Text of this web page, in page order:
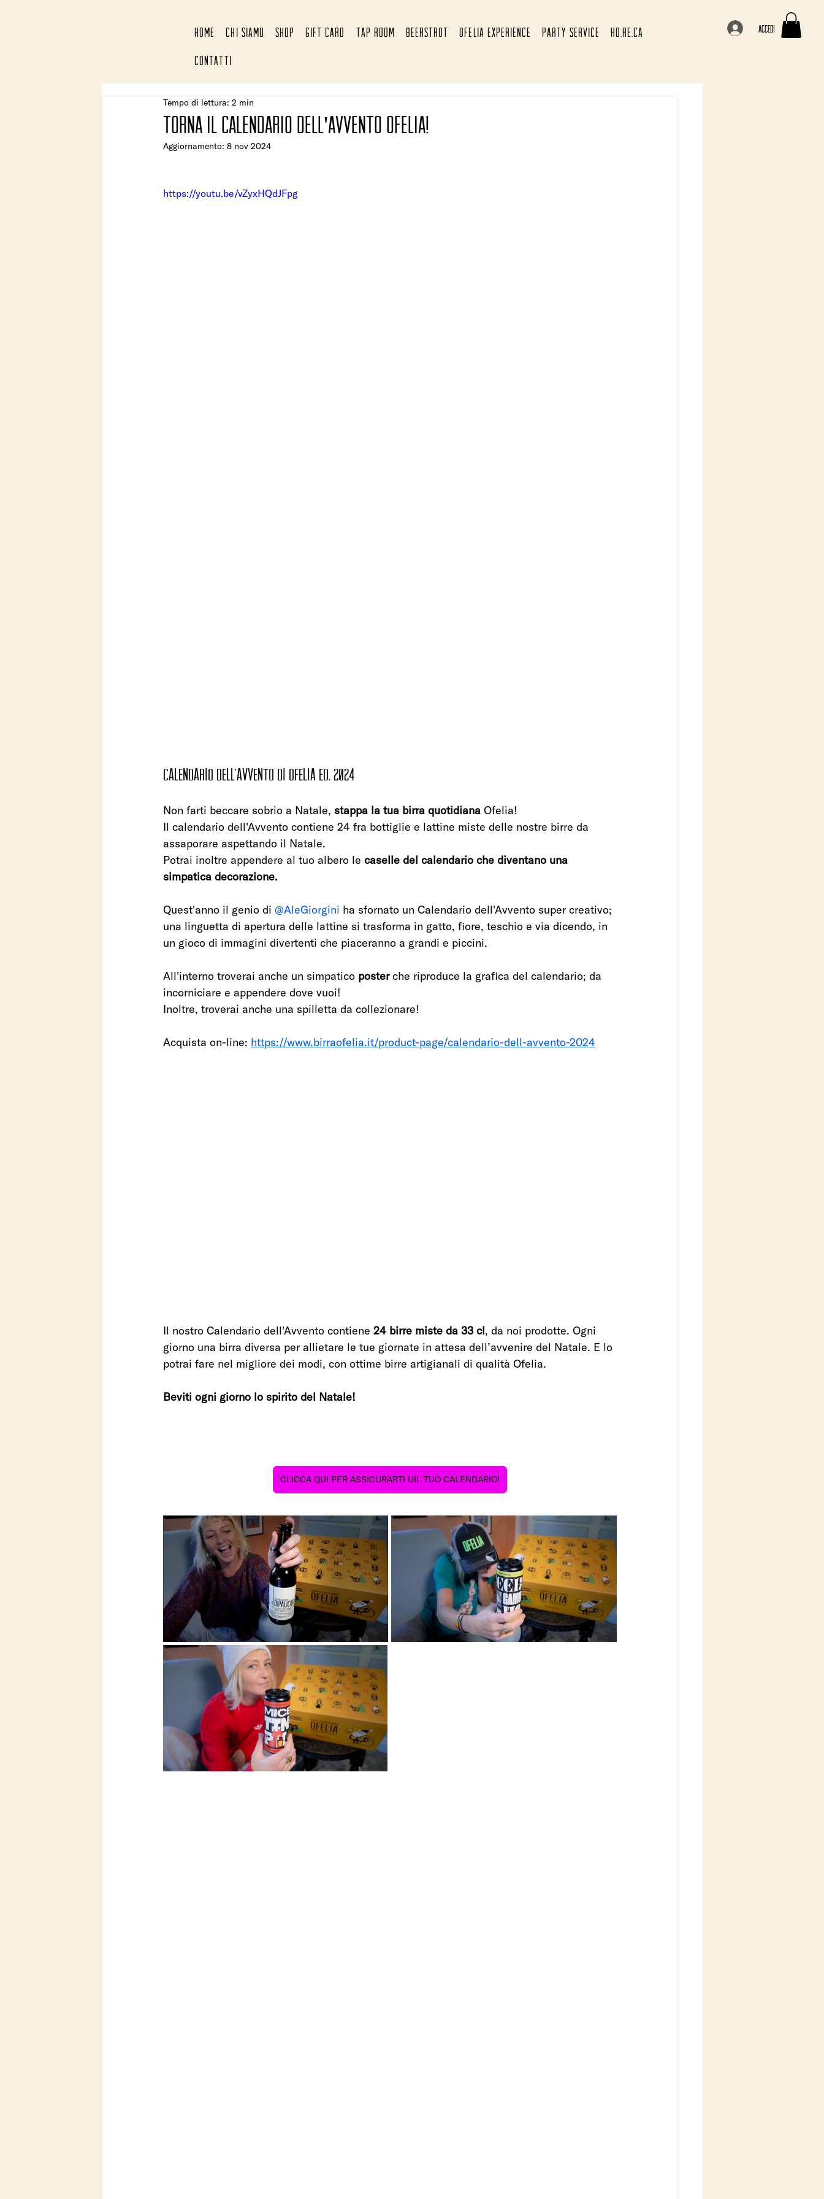
Accedi
HOME CHI SIAMO SHOP GIFT CARD TAP ROOM BEERSTROT OFELIA EXPERIENCE PARTY SERVICE
HO.RE.CA
CONTATTI
Torna il calendario dell'avvento ofelia!
Tempo di lettura: 2 min
Aggiornamento: 8 nov 2024
https://youtu.be/vZyxHQdJFpg
CALENDARIO DELL’AVVENTO DI OFELIA ed. 2024
Non farti beccare sobrio a Natale, stappa la tua birra quotidiana Ofelia!
Il calendario dell'Avvento contiene 24 fra bottiglie e lattine miste delle nostre birre da
assaporare aspettando il Natale.
Potrai inoltre appendere al tuo albero le caselle del calendario che diventano una
simpatica decorazione.
Quest'anno il genio di @AleGiorgini ha sfornato un Calendario dell'Avvento super creativo;
una linguetta di apertura delle lattine si trasforma in gatto, fiore, teschio e via dicendo, in
un gioco di immagini divertenti che piaceranno a grandi e piccini.
All'interno troverai anche un simpatico poster che riproduce la grafica del calendario; da
incorniciare e appendere dove vuoi!
Inoltre, troverai anche una spilletta da collezionare!
Acquista on-line: https://www.birraofelia.it/product-page/calendario-dell-avvento-2024
Il nostro Calendario dell'Avvento contiene 24 birre miste da 33 cl, da noi prodotte. Ogni
giorno una birra diversa per allietare le tue giornate in attesa dell’avvenire del Natale. E lo
potrai fare nel migliore dei modi, con ottime birre artigianali di qualità Ofelia.
Beviti ogni giorno lo spirito del Natale!
CLICCA QUI PER ASSICURARTI UIL TUO CALENDARIO!